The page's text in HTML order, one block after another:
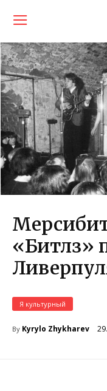
«Битлз»
Я культурный
By Kyrylo Zhykharev